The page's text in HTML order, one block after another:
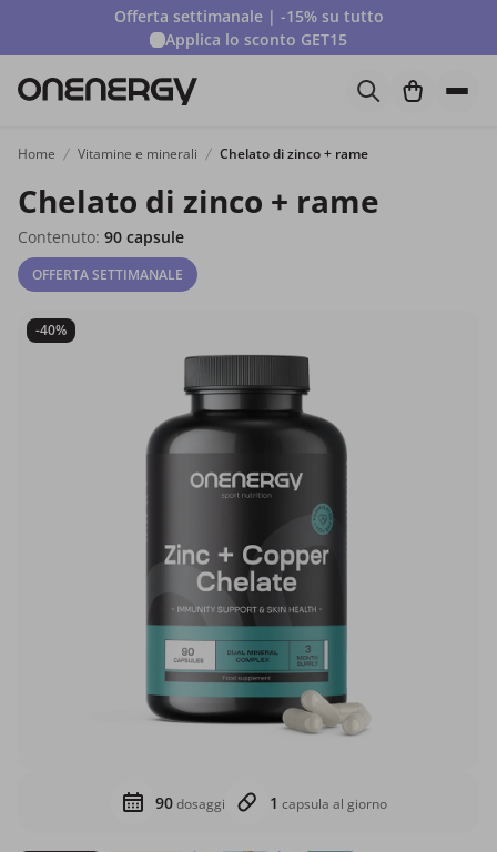
Offerta settimanale | -15% su tutto
Applica lo sconto GET15
Home Vitamine e minerali Chelato di zinco + rame
Chelato di zinco + rame
Contenuto: 90 capsule
OFFERTA SETTIMANALE
-40%
90dosaggi 1 capsula al giorno